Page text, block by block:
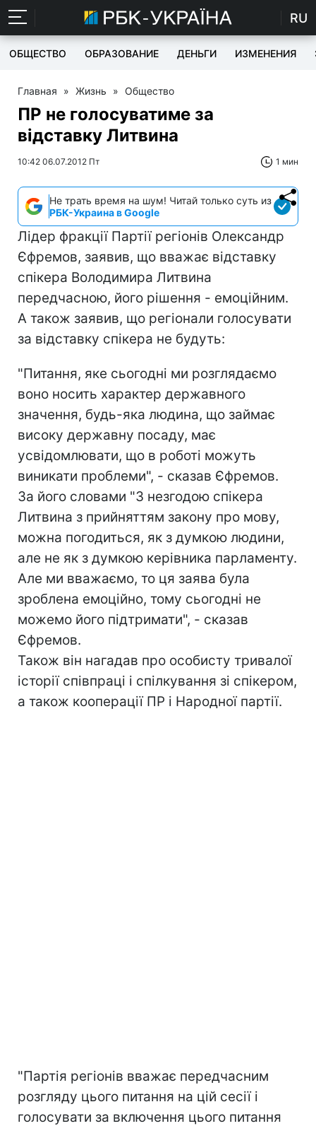
RU
ОБЩЕСТВО ОБРАЗОВАНИЕ ДЕНЬГИ ИЗМЕНЕНИЯ
Главная » Жизнь » Общество
ПР не голосуватиме за
відставку Литвина
10:42 06.07.2012 Пт 1 мин
Не трать время на шум! Читай только суть из
РБК-Украина в Google
Лідер фракції Партії регіонів Олександр
Єфремов, заявив, що вважає відставку
спікера Володимира Литвина
передчасною, його рішення - емоційним.
А також заявив, що регіонали голосувати
за відставку спікера не будуть:
"Питання, яке сьогодні ми розглядаємо
воно носить характер державного
значення, будь-яка людина, що займає
високу державну посаду, має
усвідомлювати, що в роботі можуть
виникати проблеми", - сказав Єфремов.
За його словами "З незгодою спікера
Литвина з прийняттям закону про мову,
можна погодиться, як з думкою людини,
але не як з думкою керівника парламенту.
Але ми вважаємо, то ця заява була
зроблена емоційно, тому сьогодні не
можемо його підтримати", - сказав
Єфремов.
Також він нагадав про особисту тривалої
історії співпраці і спілкування зі спікером,
а також кооперації ПР і Народної партії.
"Партія регіонів вважає передчасним
розгляду цього питання на цій сесії і
голосувати за включення цього питання